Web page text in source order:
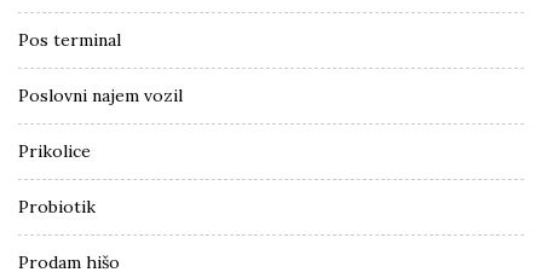
Pos terminal
Poslovni najem vozil
Prikolice
Probiotik
Prodam hišo